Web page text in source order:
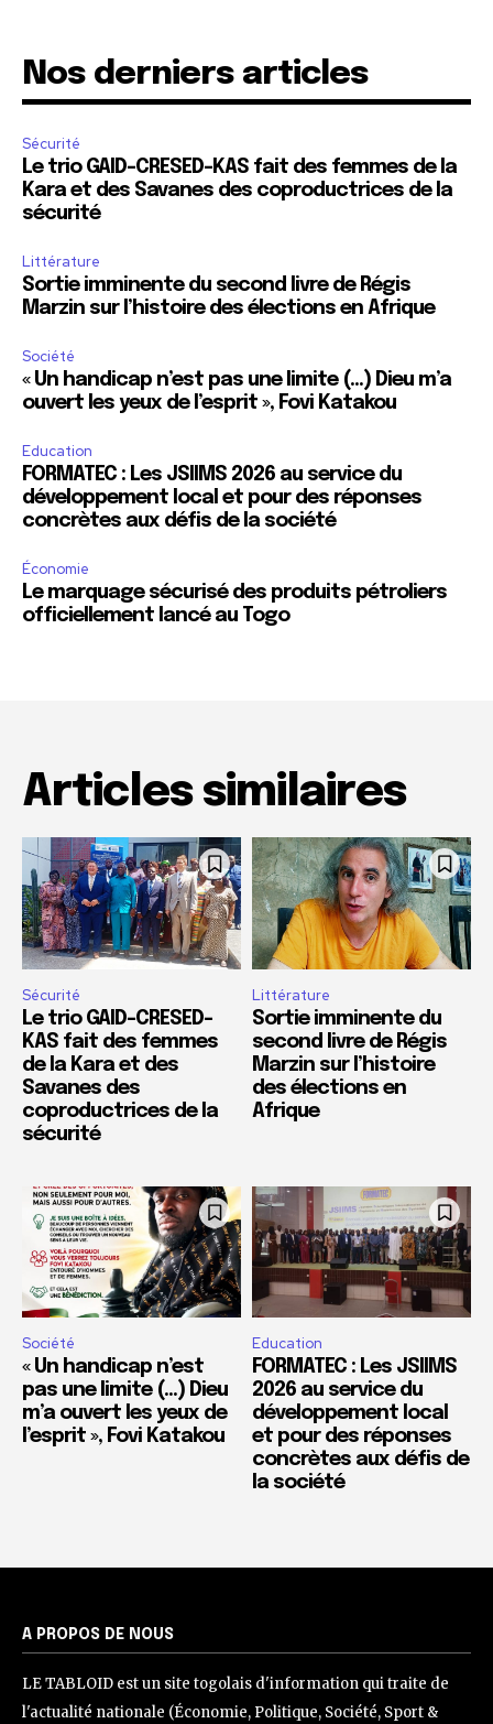
Nos derniers articles
Sécurité
Le trio GAID-CRESED-KAS fait des femmes de la
Kara et des Savanes des coproductrices de la
sécurité
Littérature
Sortie imminente du second livre de Régis
Marzin sur l’histoire des élections en Afrique
Société
« Un handicap n’est pas une limite (…) Dieu m’a
ouvert les yeux de l’esprit », Fovi Katakou
Education
FORMATEC : Les JSIIMS 2026 au service du
développement local et pour des réponses
concrètes aux défis de la société
Économie
Le marquage sécurisé des produits pétroliers
officiellement lancé au Togo
Articles similaires
Sécurité
Le trio GAID-CRESED-
KAS fait des femmes
de la Kara et des
Savanes des
coproductrices de la
sécurité
Littérature
Sortie imminente du
second livre de Régis
Marzin sur l’histoire
des élections en
Afrique
Société
« Un handicap n’est
pas une limite (…) Dieu
m’a ouvert les yeux de
l’esprit », Fovi Katakou
Education
FORMATEC : Les JSIIMS
2026 au service du
développement local
et pour des réponses
concrètes aux défis de
la société
A PROPOS DE NOUS
LE TABLOID est un site togolais d'information qui traite de
l'actualité nationale (Économie, Politique, Société, Sport &